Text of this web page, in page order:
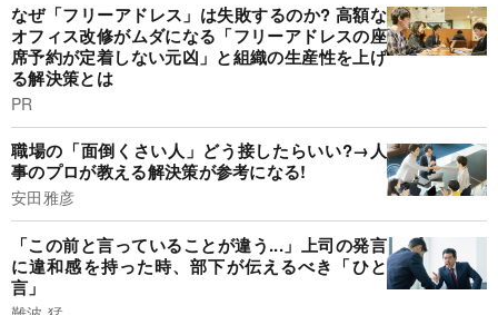
なぜ「フリーアドレス」は失敗するのか? 高額な
オフィス改修がムダになる「フリーアドレスの座
席予約が定着しない元凶」と組織の生産性を上げ
る解決策とは
PR
職場の「面倒くさい人」どう接したらいい?→人
事のプロが教える解決策が参考になる!
安田雅彦
「この前と言っていることが違う...」上司の発言
に違和感を持った時、部下が伝えるべき「ひと
言」